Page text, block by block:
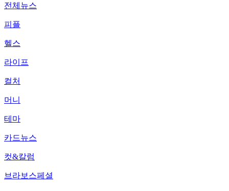
전체뉴스
피플
헬스
라이프
컬처
머니
테마
카드뉴스
컷&칼럼
브라보스페셜